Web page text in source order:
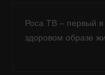
Роса ТВ – первый в
здоровом образе